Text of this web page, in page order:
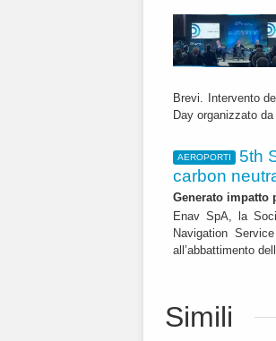
Brevi. Intervento
Day organizzato
AEROPORTI
5th
carbon
Generato
Enav SpA, la
Navigation
all’abbattimento
Simili